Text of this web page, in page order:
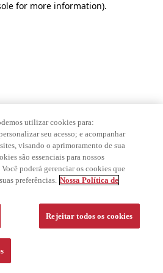
for more information).
utilizar cookies para:
seu acesso; e acompanhar
visando o aprimoramento de sua
são essenciais para nossos
poderá gerenciar os cookies que
preferências. Nossa Política de
Rejeitar todos os cookies